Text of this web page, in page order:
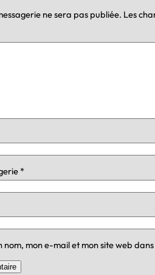
ne sera pas publiée. Les
*
nom, mon e-mail et mon site web